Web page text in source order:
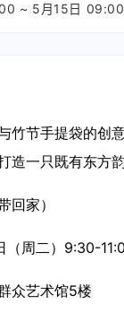
~ 5月15日 09:00